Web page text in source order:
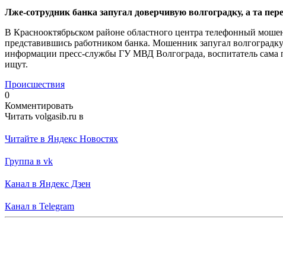
Лже-сотрудник банка запугал доверчивую волгоградку, а та
В Краснооктябрьском районе областного центра телефонный
представившись работником банка. Мошенник запугал
информации пресс-службы ГУ МВД Волгограда, воспитатель сама
ищут.
Происшествия
0
Комментировать
Читать volgasib.ru в
Читайте в Яндекс Новостях
Группа в vk
Канал в Яндекс Дзен
Канал в Telegram